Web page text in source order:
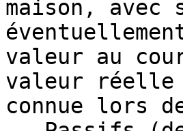
maison,
valeur au
valeur réelle
connue lors